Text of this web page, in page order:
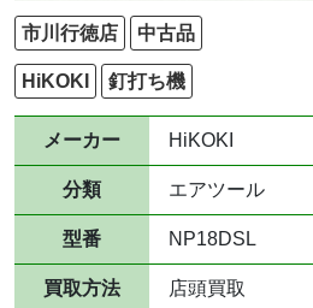
市川行徳店 中古品
HiKOKI 釘打ち機
メーカー HiKOKI
分類 エアツール
型番 NP18DSL
買取方法 店頭買取